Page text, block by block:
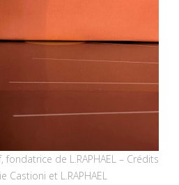
de L.RAPHAEL – Crédits
Castioni et L.RAPHAEL